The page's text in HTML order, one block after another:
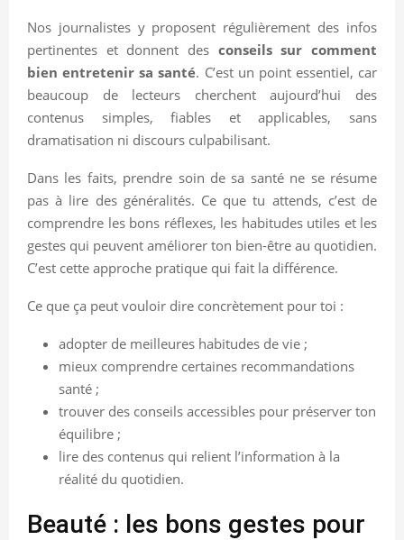
Nos journalistes y proposent régulièrement des infos
pertinentes et donnent des conseils sur comment
bien entretenir sa santé. C’est un point essentiel, car
beaucoup de lecteurs cherchent aujourd’hui des
contenus simples, fiables et applicables, sans
dramatisation ni discours culpabilisant.
Dans les faits, prendre soin de sa santé ne se résume
pas à lire des généralités. Ce que tu attends, c’est de
comprendre les bons réflexes, les habitudes utiles et les
gestes qui peuvent améliorer ton bien-être au quotidien.
C’est cette approche pratique qui fait la différence.
Ce que ça peut vouloir dire concrètement pour toi :
adopter de meilleures habitudes de vie ;
mieux comprendre certaines recommandations
santé ;
trouver des conseils accessibles pour préserver ton
équilibre ;
lire des contenus qui relient l’information à la
réalité du quotidien.
Beauté : les bons gestes pour